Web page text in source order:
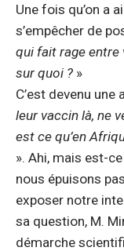
Une fois qu’on a
s’empêcher de
qui fait rage
sur quoi ? »
C’est devenu une
leur vaccin là, ne
est ce qu’en
». Ahi, mais est-
nous épuisons
exposer notre
sa question, M.
démarche